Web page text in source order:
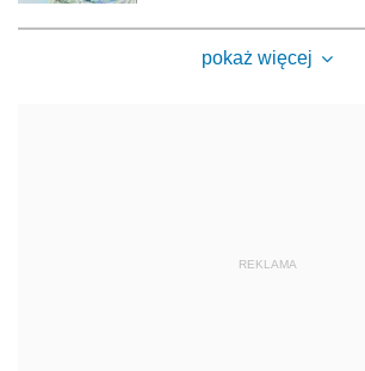
pokaż więcej
REKLAMA